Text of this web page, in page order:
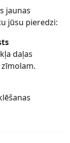
jaunas
jūsu pieredzi:
daļas